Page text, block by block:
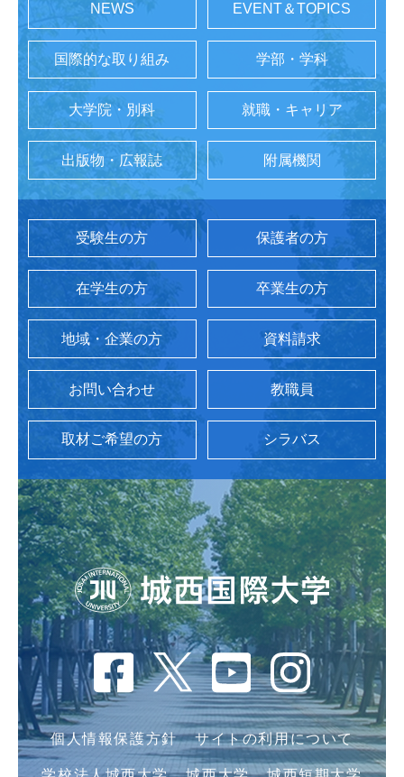
NEWS EVENT＆TOPICS
国際的な取り組み 学部・学科
大学院・別科 就職・キャリア
出版物・広報誌 附属機関
受験生の方 保護者の方
在学生の方 卒業生の方
地域・企業の方 資料請求
お問い合わせ 教職員
取材ご希望の方 シラバス
個人情報保護方針 サイトの利用について